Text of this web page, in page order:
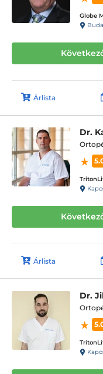
Globe
Árlista
Dr.
Árlista
Dr.